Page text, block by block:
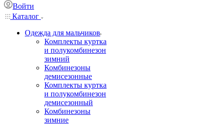
Войти
Каталог
Одежда для мальчиков
Комплекты куртка
и полукомбинезон
зимний
Комбинезоны
демисезонные
Комплекты куртка
и полукомбинезон
демисезонный
Комбинезоны
зимние